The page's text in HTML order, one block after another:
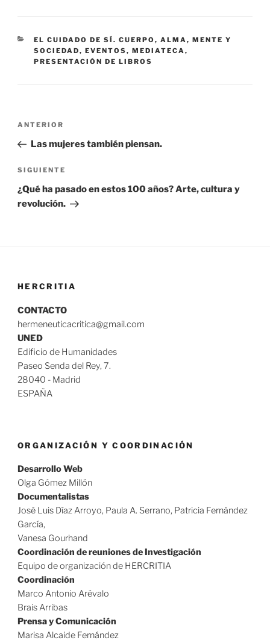
CATEGORÍAS
EL CUIDADO DE SÍ. CUERPO, ALMA, MENTE Y
SOCIEDAD,EVENTOS,MEDIATECA,
PRESENTACIÓN DE LIBROS
Navegación
entradas
Entrada
anterior:
ANTERIOR
Las mujeres también piensan.
Siguiente
entrada
SIGUIENTE
¿Qué ha pasado en estos 100 años? Arte, cultura y
revolución.
HERCRITIA
CONTACTO
hermeneuticacritica@gmail.com
UNED
Edificio de Humanidades
Paseo Senda del Rey, 7.
28040 - Madrid
ESPAÑA
ORGANIZACIÓN Y COORDINACIÓN
Desarrollo Web
Olga Gómez Millón
Documentalistas
José Luis Díaz Arroyo, Paula A. Serrano, Patricia Fernández
García,
Vanesa Gourhand
Coordinación de reuniones de Investigación
Equipo de organización de HERCRITIA
Coordinación
Marco Antonio Arévalo
Brais Arribas
Prensa y Comunicación
Marisa Alcaide Fernández